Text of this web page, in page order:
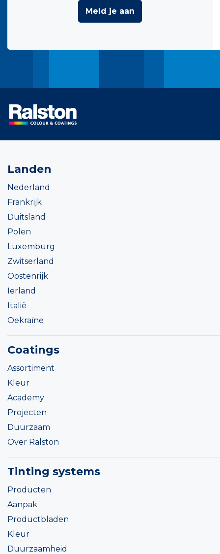
Meld je aan
Landen
Nederland
Frankrijk
Duitsland
Polen
Luxemburg
Zwitserland
Oostenrijk
Ierland
Italië
Oekraïne
Coatings
Assortiment
Kleur
Academy
Projecten
Duurzaam
Over Ralston
Tinting systems
Producten
Aanpak
Productbladen
Kleur
Duurzaamheid